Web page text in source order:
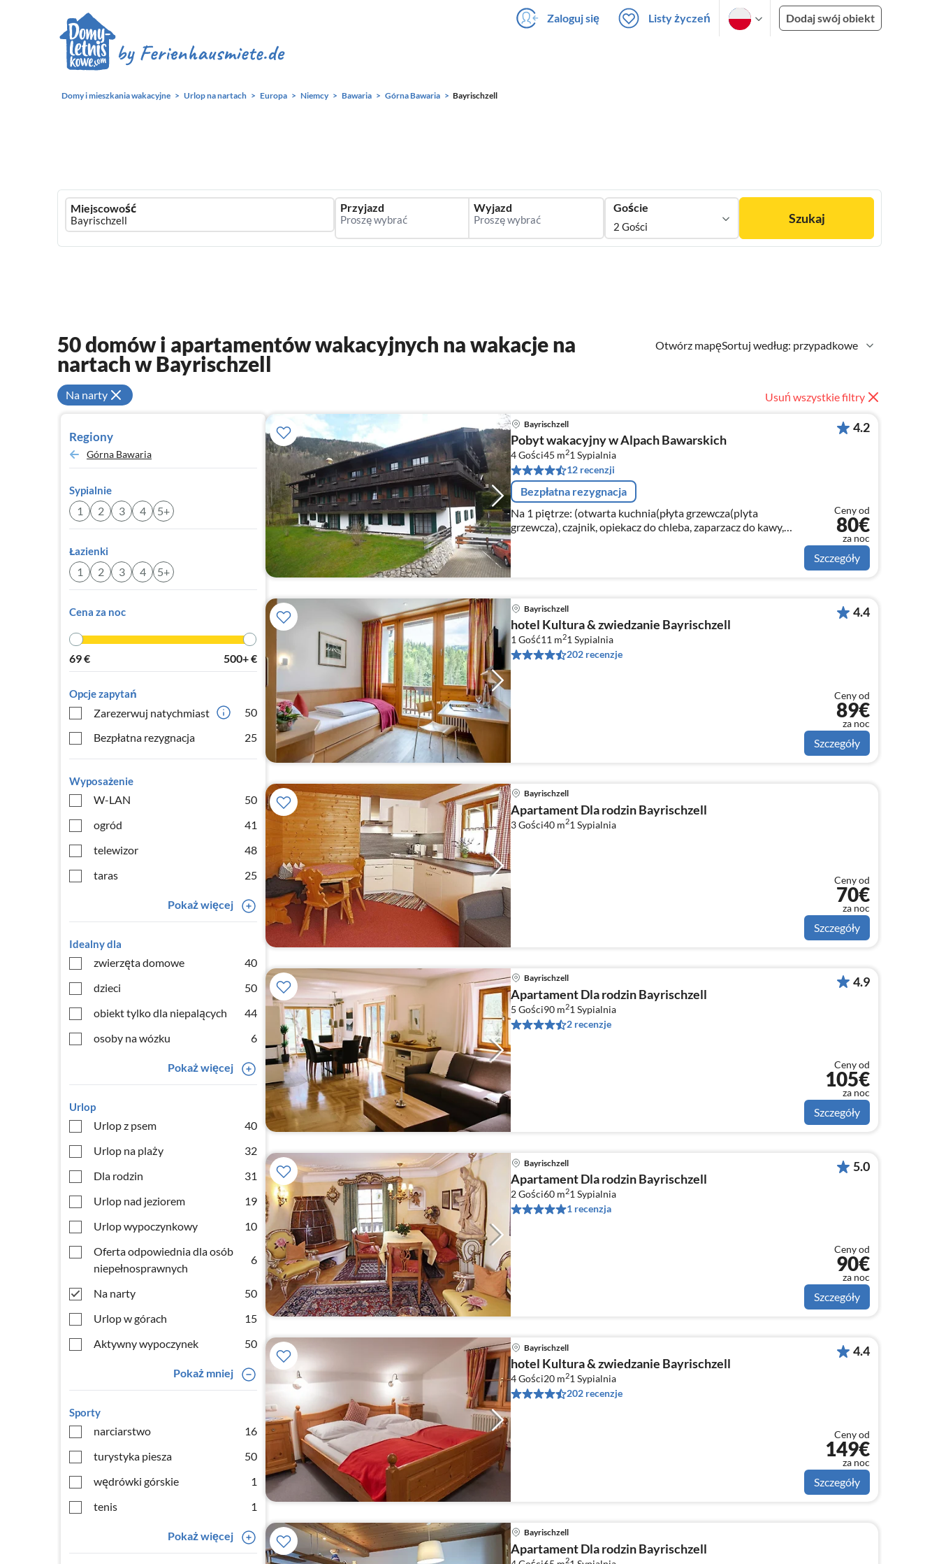
Zaloguj się Listy życzeń Dodaj swój obiekt
Domy i mieszkania wakacyjne Urlop na nartach Europa Niemcy Bawaria Górna Bawaria Bayrischzell
Ferienhausmiete
logo
Miejscowość Przyjazd Wyjazd Goście
2 Gości
Szukaj
Otwórz mapęSortuj według: przypadkowe
50 domów i apartamentów wakacyjnych na wakacje na
nartach w Bayrischzell
Na narty Usuń wszystkie filtry
Regiony
Górna Bawaria
Sypialnie
1 2 3 4 5+
Łazienki
1 2 3 4 5+
Cena za noc
69€ 500+€
Opcje zapytań
Zarezerwuj natychmiast
50
Bezpłatna rezygnacja
25
Wyposażenie
W-LAN
50
ogród
41
telewizor
48
taras
25
Pokaż więcej
Idealny dla
zwierzęta domowe
40
dzieci
50
obiekt tylko dla niepalących
44
osoby na wózku
6
Pokaż więcej
Urlop
Urlop z psem
40
Urlop na plaży
32
Dla rodzin
31
Urlop nad jeziorem
19
Urlop wypoczynkowy
10
Oferta odpowiednia dla osób
niepełnosprawnych
6
Na narty
50
Urlop w górach
15
Aktywny wypoczynek
50
Pokaż mniej
Sporty
narciarstwo
16
turystyka piesza
50
wędrówki górskie
1
tenis
1
Pokaż więcej
Bayrischzell
Pobyt wakacyjny w Alpach Bawarskich
4 Gości45 m21 Sypialnia
12 recenzji
Bezpłatna rezygnacja
Na 1 piętrze: (otwarta kuchnia(płyta grzewcza(plyta
grzewcza), czajnik, opiekacz do chleba, zaparzacz do kawy,
piekarnik(mini), zmywarka do naczyń, lodówko-zamrażarka)
4.2
Ceny od
80€
za noc
Szczegóły
Bayrischzell
hotel Kultura & zwiedzanie Bayrischzell
1 Gość11 m21 Sypialnia
202 recenzje
4.4
Ceny od
89€
za noc
Szczegóły
Bayrischzell
Apartament Dla rodzin Bayrischzell
3 Gości40 m21 Sypialnia
Ceny od
70€
za noc
Szczegóły
Bayrischzell
Apartament Dla rodzin Bayrischzell
5 Gości90 m21 Sypialnia
2 recenzje
4.9
Ceny od
105€
za noc
Szczegóły
Bayrischzell
Apartament Dla rodzin Bayrischzell
2 Gości60 m21 Sypialnia
1 recenzja
5.0
Ceny od
90€
za noc
Szczegóły
Bayrischzell
hotel Kultura & zwiedzanie Bayrischzell
4 Gości20 m21Sypialnia
202 recenzje
4.4
Ceny od
149€
za noc
Szczegóły
Bayrischzell
Apartament Dla rodzin Bayrischzell
2